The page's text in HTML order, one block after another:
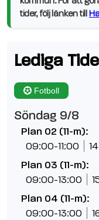
tider, följ länken till
Lediga
Fotboll
Söndag 9/8
Plan 02 (11-m):
09:00-11:00
Plan 03 (11-m):
09:00-13:00
Plan 04 (11-m):
09:00-13:00